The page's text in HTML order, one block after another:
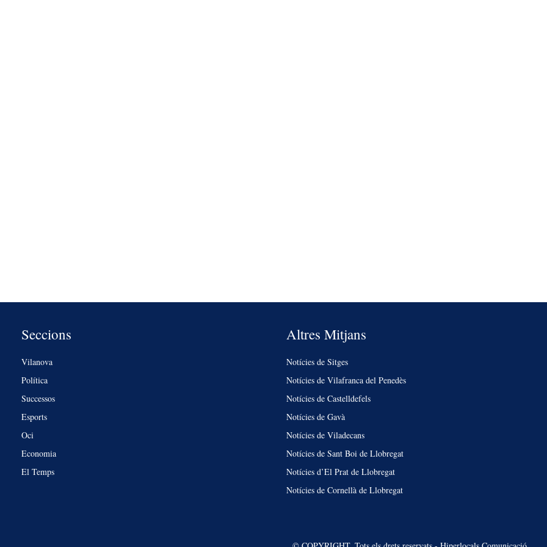
Seccions
Vilanova
Política
Successos
Esports
Oci
Economia
El Temps
Altres Mitjans
Notícies de Sitges
Notícies de Vilafranca del Penedès
Notícies de Castelldefels
Notícies de Gavà
Notícies de Viladecans
Notícies de Sant Boi de Llobregat
Notícies d’El Prat de Llobregat
Notícies de Cornellà de Llobregat